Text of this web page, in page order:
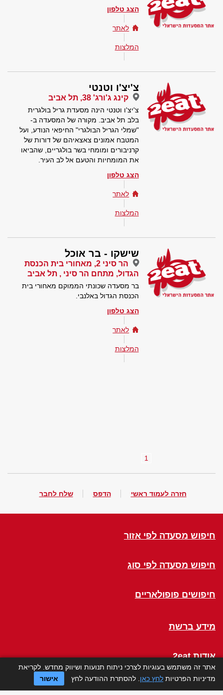
הצג טלפון
לאתר
המלצות
צ'יצ'ו וטנטי
קינג ג'ורג' 38, תל אביב
צ'יצ'ו וטנטי הינה מסעדת גריל בולגרית
בלב תל אביב. מקורה של המסעדה ב-
"שמלי הגריל הבולגרי" החיפאי הנודע, ועל
המטבח אמונים צאצאיהם של דורות של
קרניבורים ומומחי בשר בולגריים, שהביאו
את המומחיות והטעם אל לב העיר.
הצג טלפון
לאתר
המלצות
שישקו - בר אוכל
הר סיני 2, מאחורי בית הכנסת
הגדול, מתחם הר סיני , תל אביב
בר מסעדה שכונתי הממוקם מאחורי בית
הכנסת הגדול באלנבי.
הצג טלפון
לאתר
המלצות
1
חזרה לעמוד ראשי הדפס שלח לחבר
חיפוש מסעדה לפי אזור
חיפוש מסעדה לפי סוג
חיפושים פופולאריים
מידע ברשת
אודות 2eat
Click a Table
אתר זה משתמש בעוגיות לצרכי ניתוח תנועות ושיווק מחדש. לקריאת
מדיניות הפרטיות לחץ כאן . להסתרת ההודעה לחץ אישור